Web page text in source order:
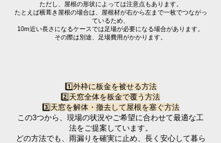
ただし、屋根の形状によっては注意点もあります。
たとえば横葺き屋根の場合は、屋根材が右から左まで一枚でつながっ
ているため、
10m近い長さになるケースでは足場が必要になる場合があります。
その際は別途、足場費用がかかります。
1️⃣外枠に板金を被せる方法
2️⃣天窓全体を板金で覆う方法
3️⃣天窓を解体・撤去して屋根を塞ぐ方法
この3つから、現場の状況やご希望に合わせて最適な工
法をご提案しています。
どの方法でも、雨漏りを確実に止め、長く安心して暮ら